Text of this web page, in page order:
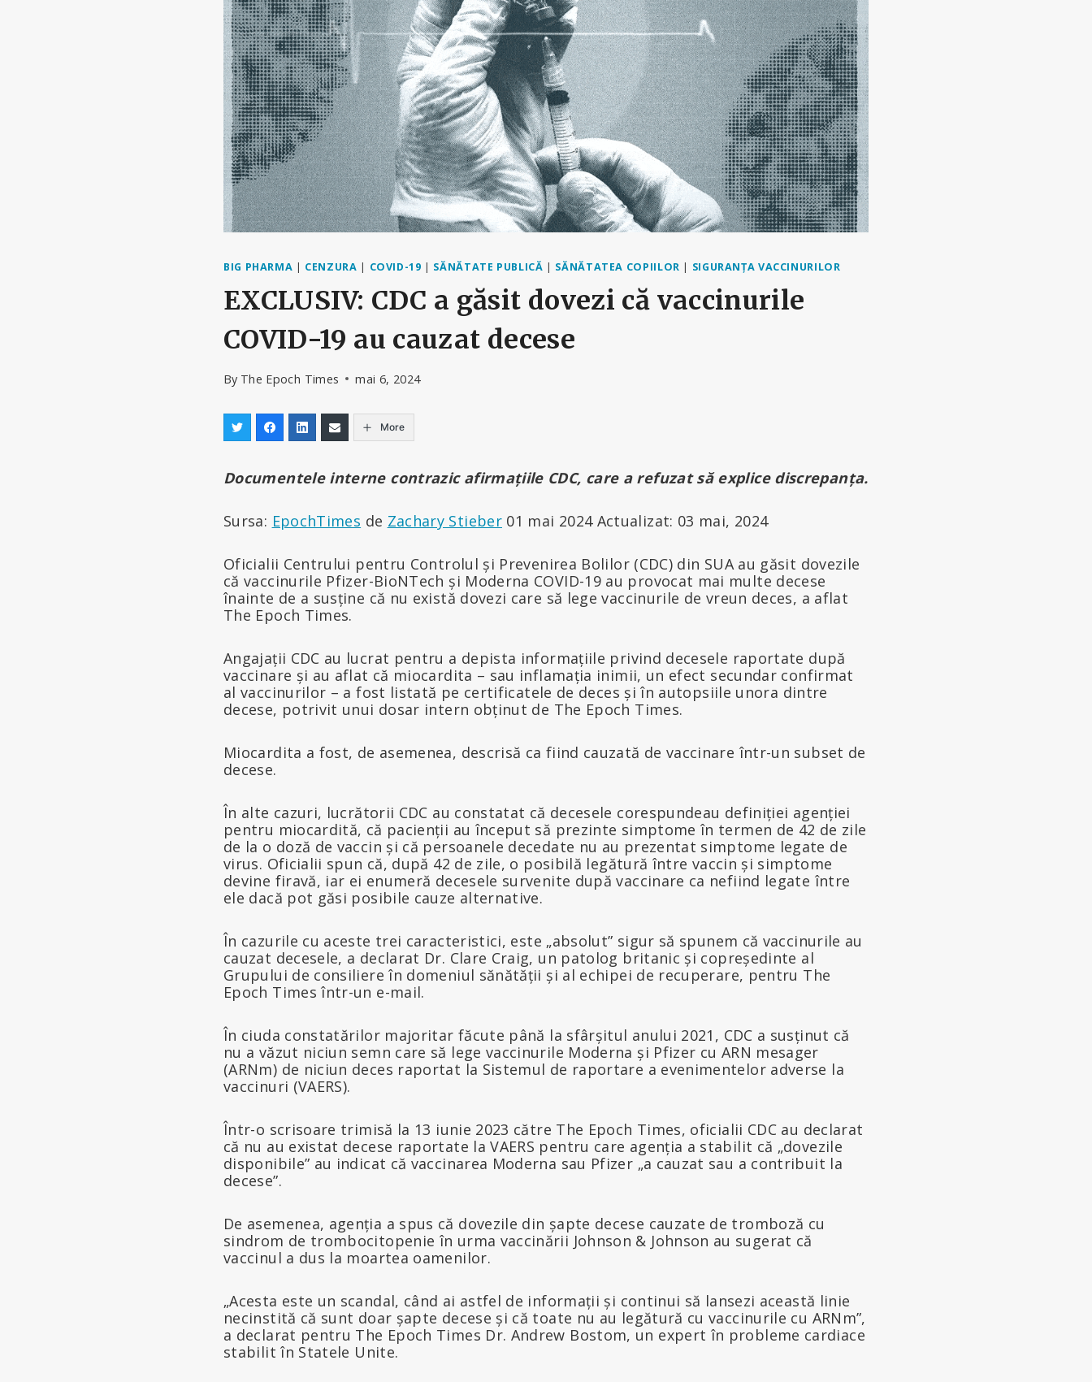
BIG PHARMA | CENZURA | COVID-19 | SĂNĂTATE PUBLICĂ | SĂNĂTATEA COPIILOR | SIGURANȚA VACCINURILOR
EXCLUSIV: CDC a găsit dovezi că vaccinurile
COVID-19 au cauzat decese
By The Epoch Times mai 6, 2024
More
Documentele interne contrazic afirmațiile CDC, care a refuzat să explice discrepanța.
Sursa: EpochTimes de Zachary Stieber 01 mai 2024 Actualizat: 03 mai, 2024
Oficialii Centrului pentru Controlul și Prevenirea Bolilor (CDC) din SUA au găsit dovezile
că vaccinurile Pfizer-BioNTech și Moderna COVID-19 au provocat mai multe decese
înainte de a susține că nu există dovezi care să lege vaccinurile de vreun deces, a aflat
The Epoch Times.
Angajații CDC au lucrat pentru a depista informațiile privind decesele raportate după
vaccinare și au aflat că miocardita – sau inflamația inimii, un efect secundar confirmat
al vaccinurilor – a fost listată pe certificatele de deces și în autopsiile unora dintre
decese, potrivit unui dosar intern obținut de The Epoch Times.
Miocardita a fost, de asemenea, descrisă ca fiind cauzată de vaccinare într-un subset de
decese.
În alte cazuri, lucrătorii CDC au constatat că decesele corespundeau definiției agenției
pentru miocardită, că pacienții au început să prezinte simptome în termen de 42 de zile
de la o doză de vaccin și că persoanele decedate nu au prezentat simptome legate de
virus. Oficialii spun că, după 42 de zile, o posibilă legătură între vaccin și simptome
devine firavă, iar ei enumeră decesele survenite după vaccinare ca nefiind legate între
ele dacă pot găsi posibile cauze alternative.
În cazurile cu aceste trei caracteristici, este „absolut” sigur să spunem că vaccinurile au
cauzat decesele, a declarat Dr. Clare Craig, un patolog britanic și copreședinte al
Grupului de consiliere în domeniul sănătății și al echipei de recuperare, pentru The
Epoch Times într-un e-mail.
În ciuda constatărilor majoritar făcute până la sfârșitul anului 2021, CDC a susținut că
nu a văzut niciun semn care să lege vaccinurile Moderna și Pfizer cu ARN mesager
(ARNm) de niciun deces raportat la Sistemul de raportare a evenimentelor adverse la
vaccinuri (VAERS).
Într-o scrisoare trimisă la 13 iunie 2023 către The Epoch Times, oficialii CDC au declarat
că nu au existat decese raportate la VAERS pentru care agenția a stabilit că „dovezile
disponibile” au indicat că vaccinarea Moderna sau Pfizer „a cauzat sau a contribuit la
decese”.
De asemenea, agenția a spus că dovezile din șapte decese cauzate de tromboză cu
sindrom de trombocitopenie în urma vaccinării Johnson & Johnson au sugerat că
vaccinul a dus la moartea oamenilor.
„Acesta este un scandal, când ai astfel de informații și continui să lansezi această linie
necinstită că sunt doar șapte decese și că toate nu au legătură cu vaccinurile cu ARNm”,
a declarat pentru The Epoch Times Dr. Andrew Bostom, un expert în probleme cardiace
stabilit în Statele Unite.